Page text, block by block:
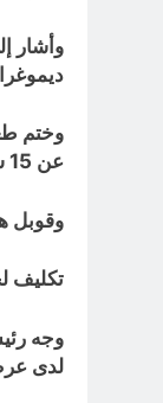
وأشار
وختم
عن 15 سنة مستمرة، وإذا لم يكن من دولة في حالة عداء مع العراق”.
وقوبل
تكليف
وجه
لدى